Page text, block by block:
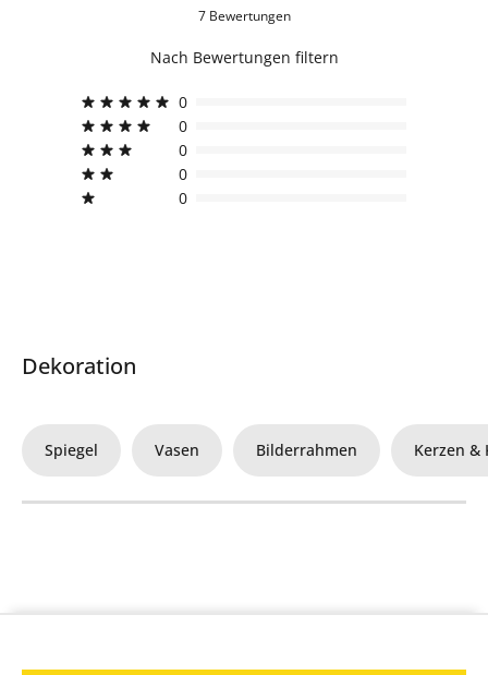
7 Bewertungen
Nach Bewertungen filtern
0
0
0
0
0
Dekoration
Spiegel Vasen Bilderrahmen Kerzen &